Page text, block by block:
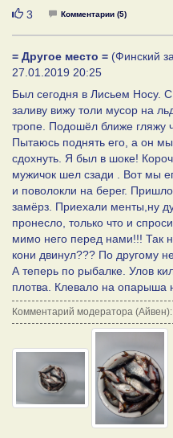
Нравится
3 Комментарии (5)
= Другое место = (Финский
27.01.2019 20:25
Был сегодня в Лисьем Носу.
заливу вижу толи мусор на
тропе. Подошёл ближе гляжу
Пытаюсь поднять его, а он
сдохнуть. Я был в шоке!
мужичок шел сзади . Вот мы
и поволокли на берег.
замёрз. Приехали менты,ну
пронесло, только что и
мимо него перед нами!!! Так
кони двинул??? По другому
А теперь по рыбалке. Улов
плотва. Клевало на опарыша
Комментарий модератора (Айвен):